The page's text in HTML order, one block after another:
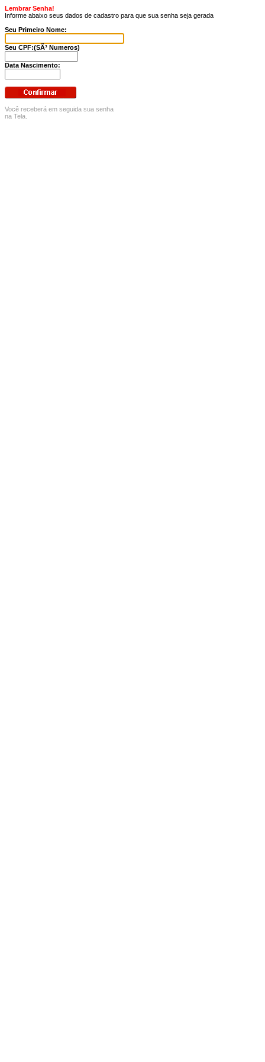
Lembrar Senha!
Informe abaixo seus dados de cadastro para que sua senha seja gerada
Seu Primeiro Nome:
Seu CPF:(SÃ³ Numeros)
Data Nascimento:
Você receberá em seguida sua senha
na Tela.